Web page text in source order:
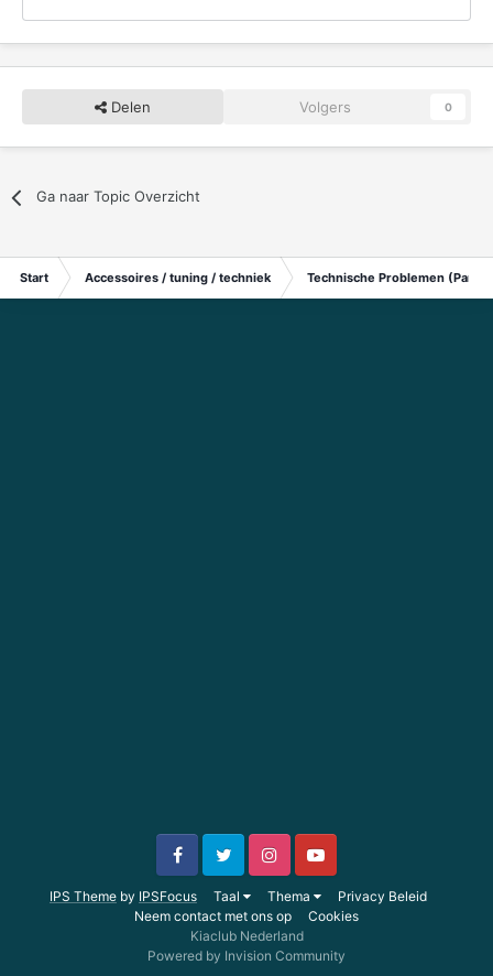
Delen Volgers 0
Ga naar Topic Overzicht
Start Accessoires / tuning / techniek Technische Problemen
IPS Theme by IPSFocus Taal Thema
Privacy Beleid
Neem contact met ons op
Cookies
Kiaclub Nederland
Powered by Invision Community